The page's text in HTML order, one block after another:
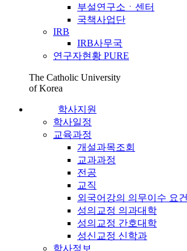
부설연구소ㆍ센터
국책사업단
IRB
IRB사무국
연구자현황 PURE
The Catholic University
of Korea
학사지원
학사일정
교육과정
개설과목조회
교과과정
전공
교직
외국어강의 의무이수 요건
성의교정 의과대학
성의교정 간호대학
성신교정 신학과
학사정보